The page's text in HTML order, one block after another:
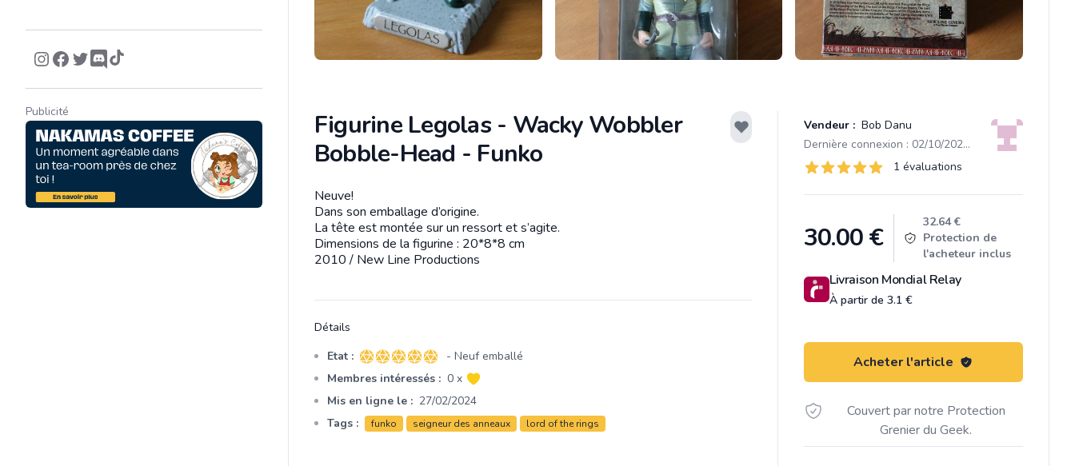
Publicité
Figurine Legolas - Wacky Wobbler
Bobble-Head - Funko
Vendeur : Bob Danu
Dernière connexion : 02/10/2025 21:12
Évaluations
1 sur 5 étoiles 1 évaluations
30.00€
32.64 €
Protection de
l'acheteur inclus
Livraison Mondial Relay
À partir de 3.1 €
Acheter l'article
Couvert par notre Protection
Grenier du Geek.
Description
Neuve!
Dans son emballage d’origine.
La tête est montée sur un ressort et s’agite.
Dimensions de la figurine : 20*8*8 cm
2010 / New Line Productions
Détails
Etat : 5 sur 5 étoiles
- Neuf emballé
Membres intéressés : 0 x
Mis en ligne le : 27/02/2024
Tags :
funko seigneur des anneaux lord of the rings